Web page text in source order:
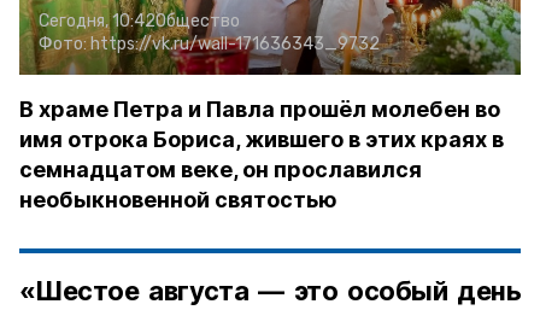
Сегодня, 10:42Общество
Фото: https://vk.ru/wall-171636343_9732
В храме Петра и Павла прошёл молебен во
имя отрока Бориса, жившего в этих краях в
семнадцатом веке, он прославился
необыкновенной святостью
«Шестое августа — это особый день